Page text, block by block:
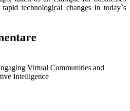
technological changes in today`s
Virtual Communities and
Intelligence